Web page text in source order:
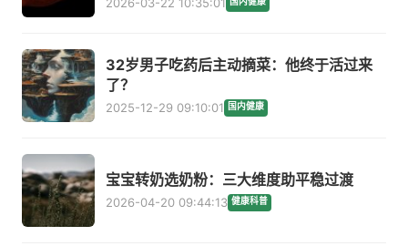
32岁男子吃药后主动摘菜：他终于活过来
了？
2025-12-29 09:10:01 国内健康
宝宝转奶选奶粉：三大维度助平稳过渡
2026-04-20 09:44:13 健康科普